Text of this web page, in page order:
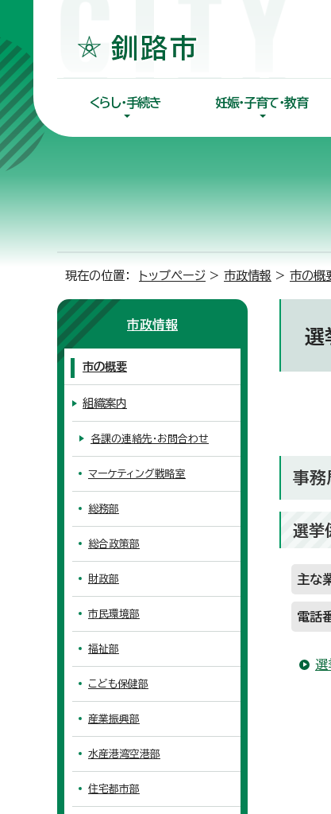
くらし・手続き 妊娠・子育て・教育
現在の位置： トップページ > 市政情報 > 市の概
選
事務
選挙
主な
電話
選
市政情報
市の概要
組織案内
各課の連絡先・お問合わせ
マーケティング戦略室
総務部
総合政策部
財政部
市民環境部
福祉部
こども保健部
産業振興部
水産港湾空港部
住宅都市部